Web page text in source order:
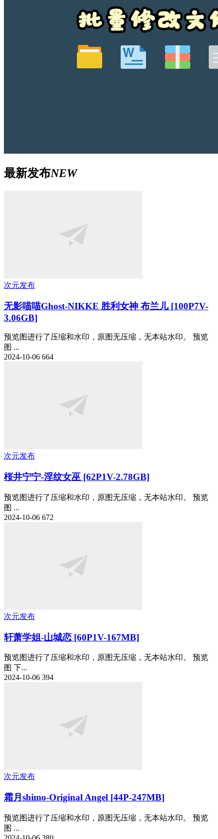
最新发布NEW
次元发布
无影喵喵Ghost-NIKKE 胜利女神 布兰儿 [100P7V-
3.06GB]
预览图进行了压缩和水印，原图无压缩，无本站水印。 预览
图 ...
2024-10-06 664
次元发布
桜井宁宁-淫纹女巫 [62P1V-2.78GB]
预览图进行了压缩和水印，原图无压缩，无本站水印。 预览
图 ...
2024-10-06 672
次元发布
轩萧学姐-山城恋 [60P1V-167MB]
预览图进行了压缩和水印，原图无压缩，无本站水印。 预览
图 下...
2024-10-06 394
次元发布
霜月shimo-Original Angel [44P-247MB]
预览图进行了压缩和水印，原图无压缩，无本站水印。 预览
图 ...